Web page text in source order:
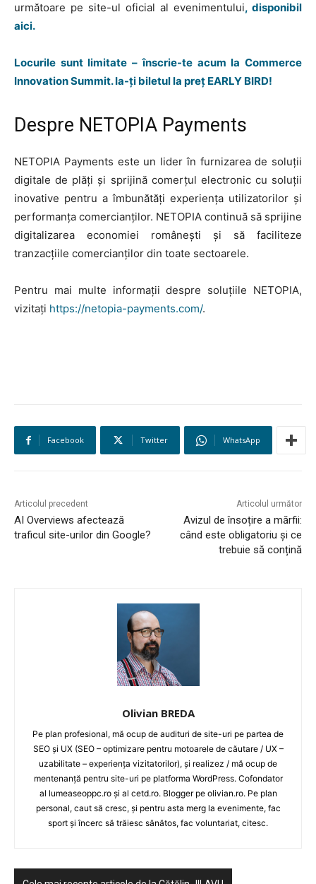
E-COMMERCE
următoare pe site-ul oficial al evenimentului, disponibil
aici.
Locurile sunt limitate – înscrie-te acum la Commerce
Innovation Summit. Ia-ți biletul la preț EARLY BIRD!
Despre NETOPIA Payments
NETOPIA Payments este un lider în furnizarea de soluții
digitale de plăți și sprijină comerțul electronic cu soluții
inovative pentru a îmbunătăți experiența utilizatorilor și
performanța comercianților. NETOPIA continuă să sprijine
digitalizarea economiei românești și să faciliteze
tranzacțiile comercianților din toate sectoarele.
Pentru mai multe informații despre soluțiile NETOPIA,
vizitați https://netopia-payments.com/.
Facebook Twitter WhatsApp
Articolul precedent
AI Overviews afectează
traficul site-urilor din Google?
Articolul următor
Avizul de însoțire a mărfii:
când este obligatoriu și ce
trebuie să conțină
Olivian BREDA
Pe plan profesional, mă ocup de audituri de site-uri pe partea de
SEO și UX (SEO – optimizare pentru motoarele de căutare / UX –
uzabilitate – experiența vizitatorilor), și realizez / mă ocup de
mentenanță pentru site-uri pe platforma WordPress. Cofondator
al lumeaseoppc.ro și al cetd.ro. Blogger pe olivian.ro. Pe plan
personal, caut să cresc, și pentru asta merg la evenimente, fac
sport și încerc să trăiesc sănătos, fac voluntariat, citesc.